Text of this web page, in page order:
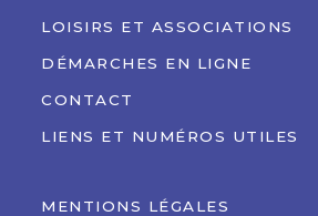
LOISIRS ET ASSOCIATIONS
DÉMARCHES EN LIGNE
CONTACT
LIENS ET NUMÉROS UTILES
MENTIONS LÉGALES